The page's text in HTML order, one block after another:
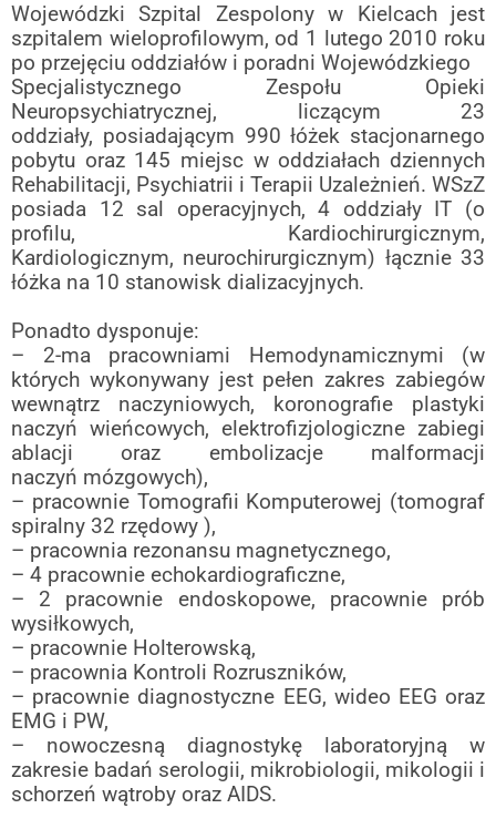
Wojewódzki Szpital Zespolony w Kielcach jest
szpitalem wieloprofilowym, od 1 lutego 2010 roku
po przejęciu oddziałów i poradni Wojewódzkiego
Specjalistycznego Zespołu Opieki
Neuropsychiatrycznej, liczącym 23
oddziały, posiadającym 990 łóżek stacjonarnego
pobytu oraz 145 miejsc w oddziałach dziennych
Rehabilitacji, Psychiatrii i Terapii Uzależnień. WSzZ
posiada 12 sal operacyjnych, 4 oddziały IT (o
profilu, Kardiochirurgicznym,
Kardiologicznym, neurochirurgicznym) łącznie 33
łóżka na 10 stanowisk dializacyjnych.
Ponadto dysponuje:
– 2-ma pracowniami Hemodynamicznymi (w
których wykonywany jest pełenzakres zabiegów
wewnątrz naczyniowych, koronografie plastyki
naczyń wieńcowych, elektrofizjologiczne zabiegi
ablacji oraz embolizacje malformacji
naczyń mózgowych),
– pracownie Tomografii Komputerowej (tomograf
spiralny 32 rzędowy ),
– pracownia rezonansu magnetycznego,
– 4 pracownie echokardiograficzne,
– 2 pracownie endoskopowe, pracownie prób
wysiłkowych,
– pracownie Holterowską,
– pracownia Kontroli Rozruszników,
– pracownie diagnostyczne EEG, wideo EEG oraz
EMG i PW,
– nowoczesną diagnostykę laboratoryjną w
zakresie badań serologii, mikrobiologii, mikologii i
schorzeń wątroby oraz AIDS.